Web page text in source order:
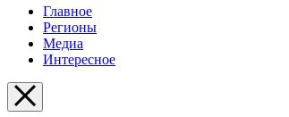
Главное
Регионы
Медиа
Интересное